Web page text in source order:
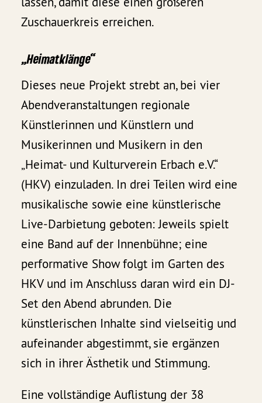
Zuschauerkreis erreichen.
„Heimatklänge“
Dieses neue Projekt strebt an, bei vier
Abendveranstaltungen regionale
Künstlerinnen und Künstlern und
Musikerinnen und Musikern in den
„Heimat- und Kulturverein Erbach e.V.“
(HKV) einzuladen. In drei Teilen wird eine
musikalische sowie eine künstlerische
Live-Darbietung geboten: Jeweils spielt
eine Band auf der Innenbühne; eine
performative Show folgt im Garten des
HKV und im Anschluss daran wird ein DJ-
Set den Abend abrunden. Die
künstlerischen Inhalte sind vielseitig und
aufeinander abgestimmt, sie ergänzen
sich in ihrer Ästhetik und Stimmung.
Eine vollständige Auflistung der 38